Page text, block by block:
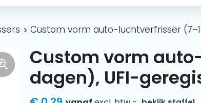
Custom vorm auto-luchtverfrisser
Custom vorm
dagen), UFI-